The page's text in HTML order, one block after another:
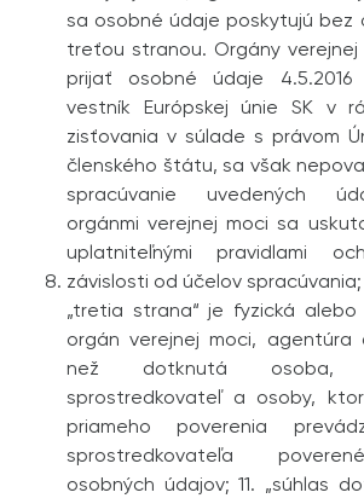
sa osobné údaje poskytujú bez
treťou stranou. Orgány verejnej
prijať osobné údaje 4.5.2016
vestník Európskej únie SK v
zisťovania v súlade s právom
členského štátu, sa však
spracúvanie uvedených
orgánmi verejnej moci sa
uplatni­teľnými pravidlami
závislosti od účelov spracúvania;
„tretia strana“ je fyzická alebo
orgán verejnej moci, agentúra
než dotknutá osoba,
sprostredkovateľ a osoby,
priameho poverenia
sprostred­kovateľa
osobných údajov; 11. „súhlas